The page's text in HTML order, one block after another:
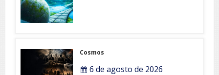
Cosmos
6 de agosto de 2026